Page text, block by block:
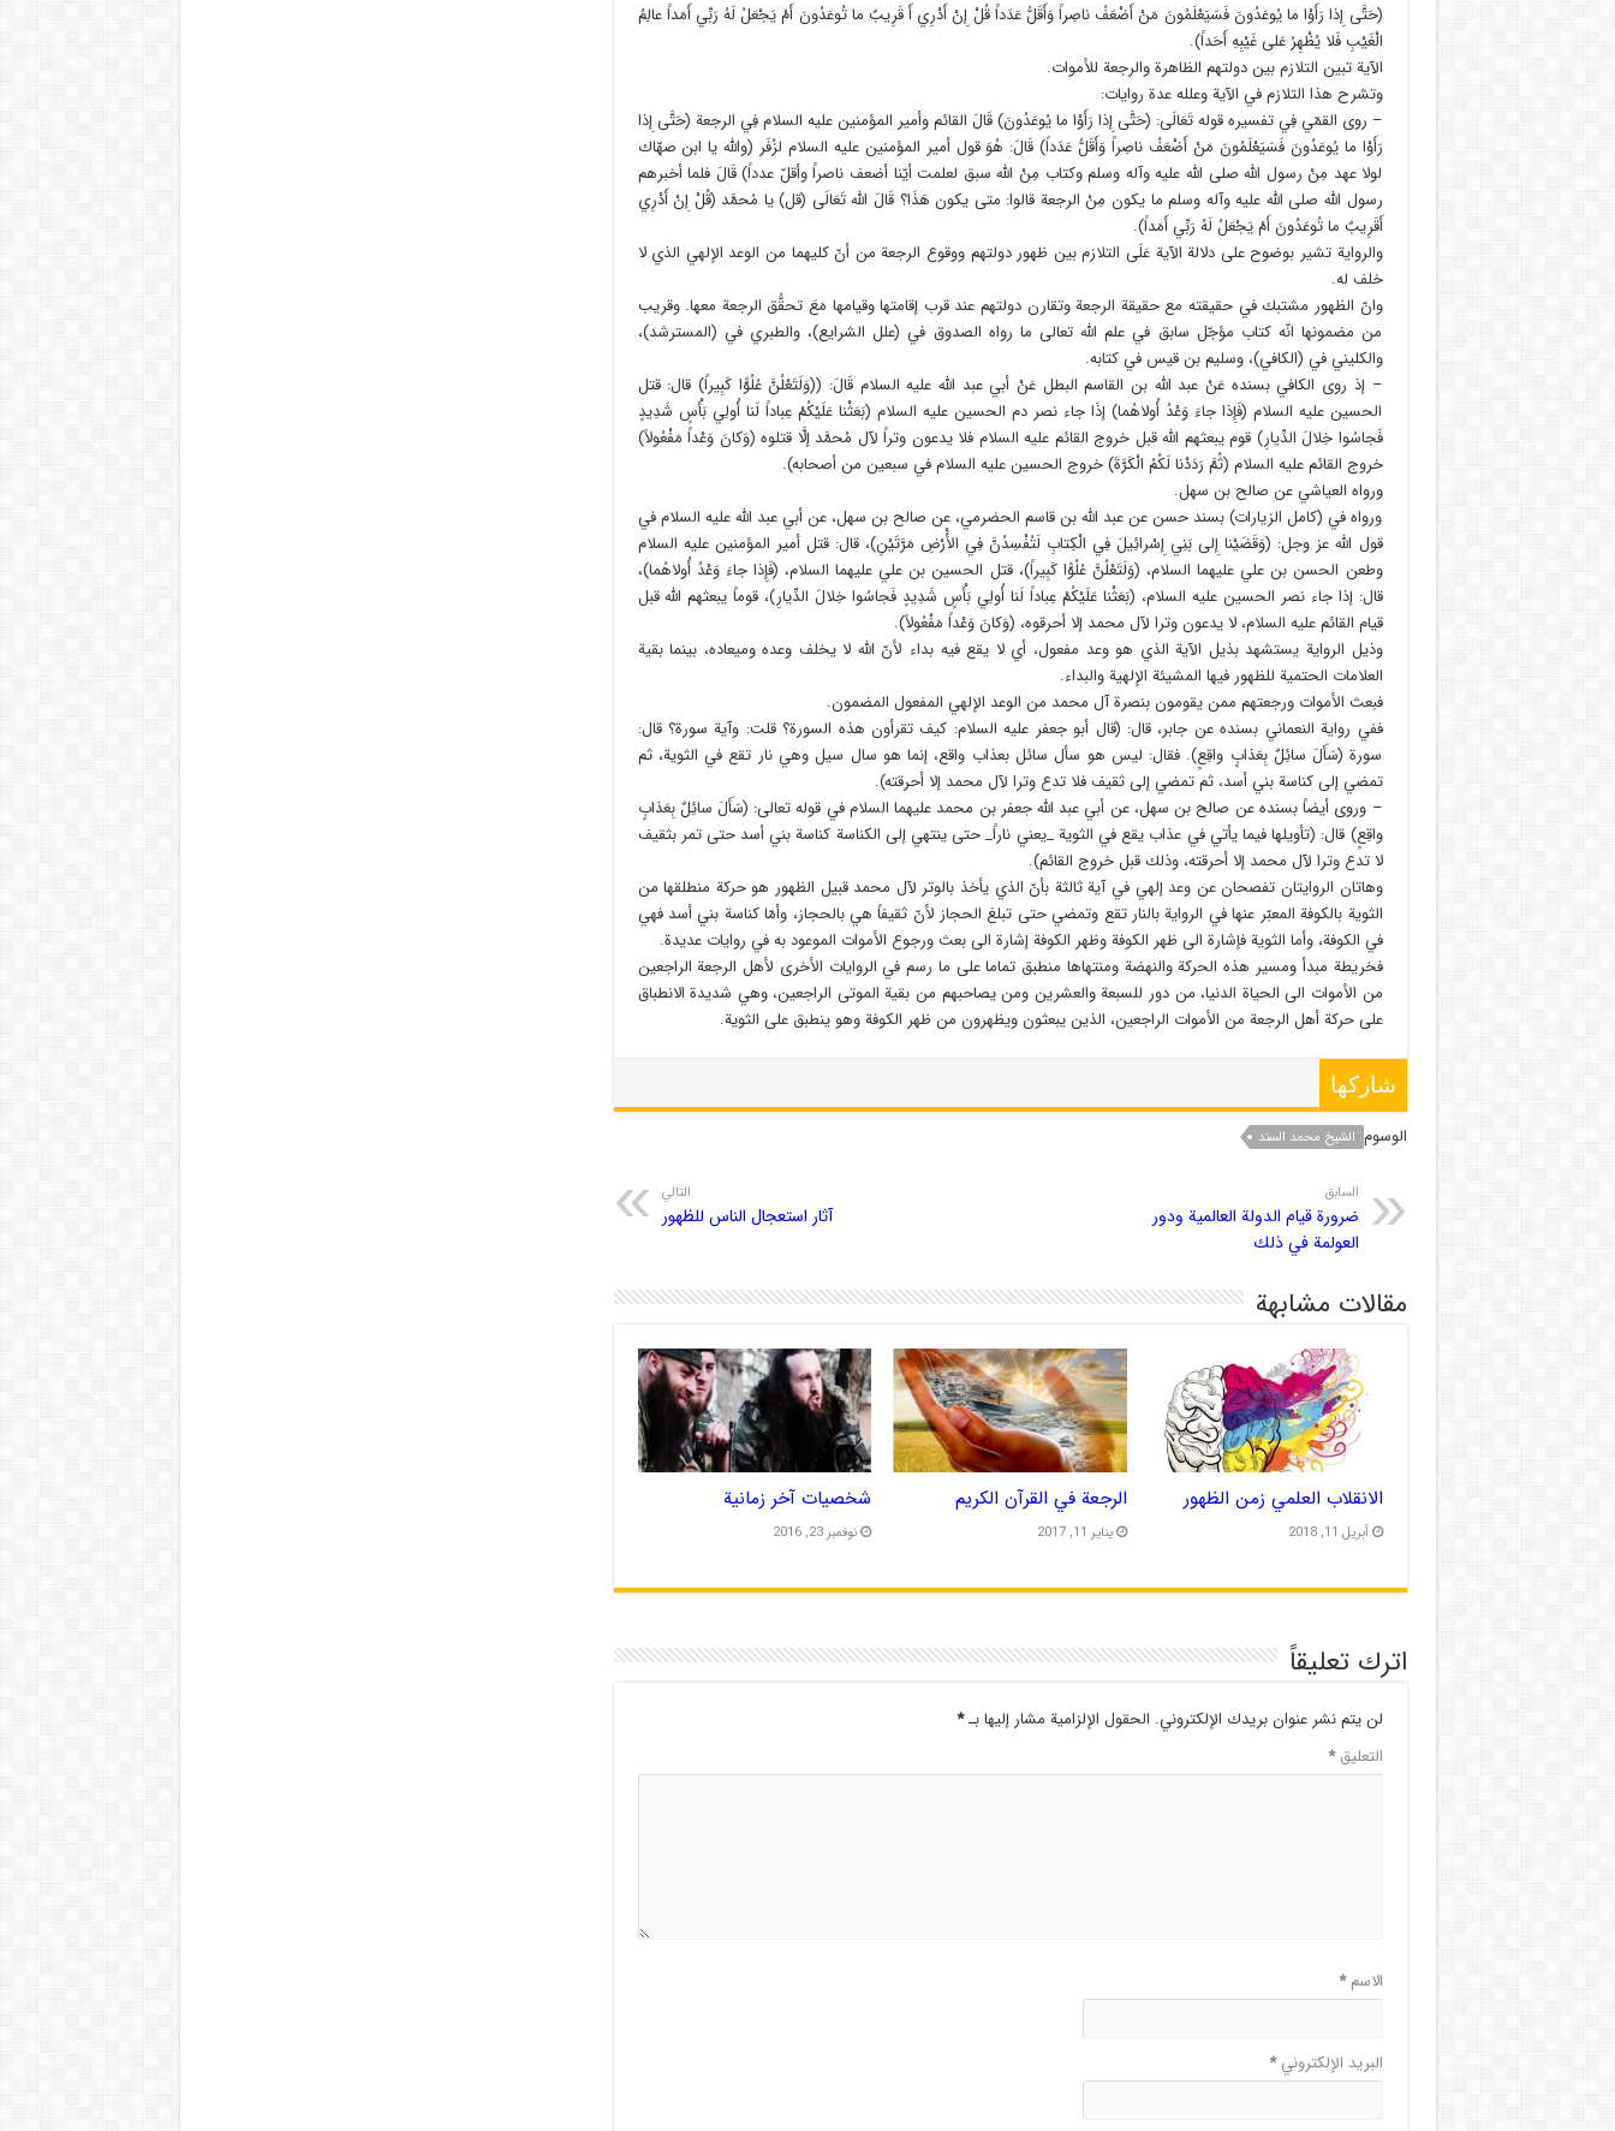
(حَتَّى إِذا رَأَوْا ما يُوعَدُونَ فَسَيَعْلَمُونَ مَنْ أَضْعَفُ ناصِراً وَأَقَلُّ عَدَداً قُلْ إِنْ أَدْرِي أَ قَرِيبٌ ما تُوعَدُونَ أَمْ يَجْعَلُ لَهُ رَبِّي أَمَداً عالِمُ
الْغَيْبِ فَلا يُظْهِرُ عَلى غَيْبِهِ أَحَداً).
الآية تبين التلازم بين دولتهم الظاهرة والرجعة للأموات.
وتشرح هذا التلازم في الآية وعلله عدة روايات:
– روى القمّي فِي تفسيره قوله تَعَالَى: (حَتَّى إِذا رَأَوْا ما يُوعَدُونَ) قَالَ القائم وأمير المؤمنين عليه السلام فِي الرجعة (حَتَّى إِذا
رَأَوْا ما يُوعَدُونَ فَسَيَعْلَمُونَ مَنْ أَضْعَفُ ناصِراً وَأَقَلُّ عَدَداً) قَالَ: هُوَ قول أمير المؤمنين عليه السلام لزُفَر (والله يا ابن صهّاك
لولا عهد مِنْ رسول الله صلى الله عليه وآله وسلم وكتاب مِنْ الله سبق لعلمت أيّنا أضعف ناصراً وأقلّ عدداً) قَالَ فلما أخبرهم
رسول الله صلى الله عليه وآله وسلم ما يكون مِنْ الرجعة قالوا: متى يكون هَذَا؟ قَالَ الله تَعَالَى (قل) يا مُحمَّد (قُلْ إِنْ أَدْرِي
أَقَرِيبٌ ما تُوعَدُونَ أَمْ يَجْعَلُ لَهُ رَبِّي أَمَداً).
والرواية تشير بوضوح على دلالة الآية عَلَى التلازم بين ظهور دولتهم ووقوع الرجعة من أنّ كليهما من الوعد الإلهي الذي لا
خلف له.
وانّ الظهور مشتبك في حقيقته مع حقيقة الرجعة وتقارن دولتهم عند قرب إقامتها وقيامها مَعَ تحقُّق الرجعة معها. وقريب
من مضمونها انّه كتاب مؤجّل سابق في علم الله تعالى ما رواه الصدوق في (علل الشرايع)، والطبري في (المسترشد)،
والكليني في (الكافي)، وسليم بن قيس في كتابه.
– إذ روى الكافي بسنده عَنْ عبد الله بن القاسم البطل عَنْ أبي عبد الله عليه السلام قَالَ: ((وَلَتَعْلُنَّ عُلُوًّا كَبِيراً) قال: قتل
الحسين عليه السلام (فَإِذا جاءَ وَعْدُ أُولاهُما) إذَا جاء نصر دم الحسين عليه السلام (بَعَثْنا عَلَيْكُمْ عِباداً لَنا أُولِي بَأْسٍ شَدِيدٍ
فَجاسُوا خِلالَ الدِّيارِ) قوم يبعثهم الله قبل خروج القائم عليه السلام فلا يدعون وتراً لآل مُحمَّد إلَّا قتلوه (وَكانَ وَعْداً مَفْعُولاً)
خروج القائم عليه السلام (ثُمَّ رَدَدْنا لَكُمُ الْكَرَّةَ) خروج الحسين عليه السلام في سبعين من أصحابه).
ورواه العياشي عن صالح بن سهل.
ورواه في (كامل الزيارات) بسند حسن عن عبد الله بن قاسم الحضرمي، عن صالح بن سهل، عن أبي عبد الله عليه السلام في
قول الله عز وجل: (وَقَضَيْنا إِلى بَنِي إِسْرائِيلَ فِي الْكِتابِ لَتُفْسِدُنَّ فِي الأَْرْضِ مَرَّتَيْنِ)، قال: قتل أمير المؤمنين عليه السلام
وطعن الحسن بن علي عليهما السلام، (وَلَتَعْلُنَّ عُلُوًّا كَبِيراً)، قتل الحسين بن علي عليهما السلام، (فَإِذا جاءَ وَعْدُ أُولاهُما)،
قال: إذا جاء نصر الحسين عليه السلام، (بَعَثْنا عَلَيْكُمْ عِباداً لَنا أُولِي بَأْسٍ شَدِيدٍ فَجاسُوا خِلالَ الدِّيارِ)، قوماً يبعثهم الله قبل
قيام القائم عليه السلام، لا يدعون وترا لآل محمد إلا أحرقوه، (وَكانَ وَعْداً مَفْعُولاً).
وذيل الرواية يستشهد بذيل الآية الذي هو وعد مفعول، أي لا يقع فيه بداء لأنّ الله لا يخلف وعده وميعاده، بينما بقية
العلامات الحتمية للظهور فيها المشيئة الإلهية والبداء.
فبعث الأموات ورجعتهم ممن يقومون بنصرة آل محمد من الوعد الإلهي المفعول المضمون.
ففي رواية النعماني بسنده عن جابر، قال: (قال أبو جعفر عليه السلام: كيف تقرأون هذه السورة؟ قلت: وآية سورة؟ قال:
سورة (سَأَلَ سائِلٌ بِعَذابٍ واقِعٍ). فقال: ليس هو سأل سائل بعذاب واقع، إنما هو سال سيل وهي نار تقع في الثوية، ثم
تمضي إلى كناسة بني أسد، ثم تمضي إلى ثقيف فلا تدع وترا لآل محمد إلا أحرقته).
– وروى أيضاً بسنده عن صالح بن سهل، عن أبي عبد الله جعفر بن محمد عليهما السلام في قوله تعالى: (سَأَلَ سائِلٌ بِعَذابٍ
واقِعٍ) قال: (تأويلها فيما يأتي في عذاب يقع في الثوية _يعني ناراً_ حتى ينتهي إلى الكناسة كناسة بني أسد حتى تمر بثقيف
لا تدع وترا لآل محمد إلا أحرقته، وذلك قبل خروج القائم).
وهاتان الروايتان تفصحان عن وعد إلهي في آية ثالثة بأنّ الذي يأخذ بالوتر لآل محمد قبيل الظهور هو حركة منطلقها من
الثوية بالكوفة المعبّر عنها في الرواية بالنار تقع وتمضي حتى تبلغ الحجاز لأنّ ثقيفاً هي بالحجاز، وأمّا كناسة بني أسد فهي
في الكوفة، وأما الثوية فإشارة الى ظهر الكوفة وظهر الكوفة إشارة الى بعث ورجوع الأموات الموعود به في روايات عديدة.
فخريطة مبدأ ومسير هذه الحركة والنهضة ومنتهاها منطبق تماما على ما رسم في الروايات الأخرى لأهل الرجعة الراجعين
من الأموات الى الحياة الدنيا، من دور للسبعة والعشرين ومن يصاحبهم من بقية الموتى الراجعين، وهي شديدة الانطباق
على حركة أهل الرجعة من الأموات الراجعين، الذين يبعثون ويظهرون من ظهر الكوفة وهو ينطبق على الثوية.
شاركها
الوسوم الشيخ محمد السند
السابق
ضرورة قيام الدولة العالمية ودور
العولمة في ذلك
التالي
آثار استعجال الناس للظهور
مقالات مشابهة
الانقلاب العلمي زمن الظهور
أبريل 11, 2018
الرجعة في القرآن الكريم
يناير 11, 2017
شخصیات آخر زمانیة
نوفمبر 23, 2016
اترك تعليقاً
لن يتم نشر عنوان بريدك الإلكتروني. الحقول الإلزامية مشار إليها بـ*
التعليق*
الاسم*
البريد الإلكتروني*